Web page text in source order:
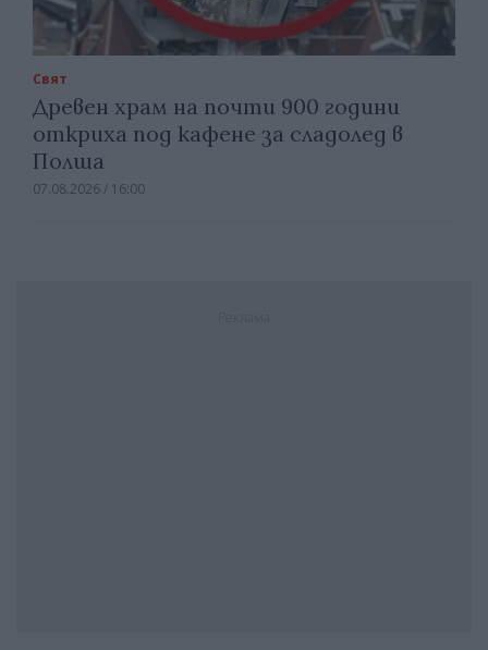
Свят
Древен храм на почти 900 години
откриха под кафене за сладолед в
Полша
07.08.2026 / 16:00